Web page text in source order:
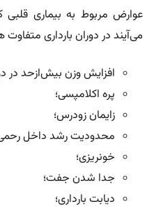
عوارض مربوط به بیماری قلبی
می‌آیند در دوران بارداری
افزایش وزن بیش‌ازحد در
پره اکلامپسی؛
زایمان زودرس؛
محدودیت رشد داخل
خونریزی؛
جدا شدن جفت؛
دیابت بارداری؛